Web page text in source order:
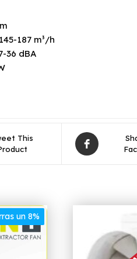
187 m³/h
36 dBA
This
un 8%